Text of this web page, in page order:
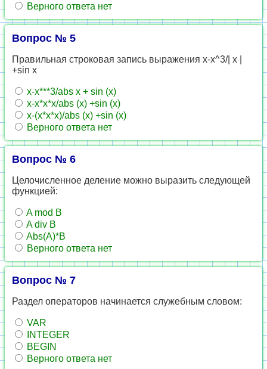
Верного ответа нет
Вопрос № 5
Правильная строковая запись выражения x-x^3/| x |
+sin x
x-х***3/abs x + sin (x)
x-x*x*x/abs (x) +sin (x)
x-(x*x*x)/abs (x) +sin (x)
Верного ответа нет
Вопрос № 6
Целочисленное деление можно выразить следующей
функцией:
A mod B
A div B
Abs(A)*B
Верного ответа нет
Вопрос № 7
Раздел операторов начинается служебным словом:
VAR
INTEGER
BEGIN
Верного ответа нет